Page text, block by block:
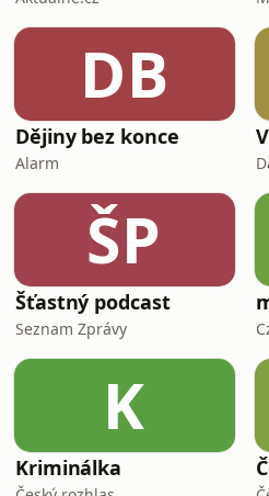
DB
Dějiny bez konce
Alarm
ŠP
Šťastný podcast
Seznam Zprávy
K
Kriminálka